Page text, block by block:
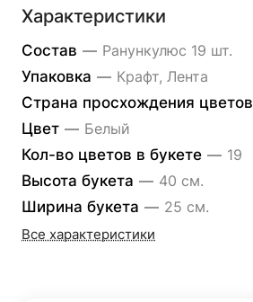
Характеристики
Состав — Ранункулюс 19 шт.
Упаковка — Крафт, Лента
Страна просхождения цветов
Цвет — Белый
Кол-во цветов в букете — 19
Высота букета — 40 см.
Ширина букета — 25 см.
Все характеристики